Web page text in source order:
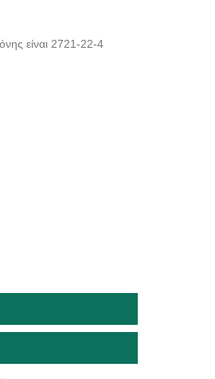
είναι 2721-22-4